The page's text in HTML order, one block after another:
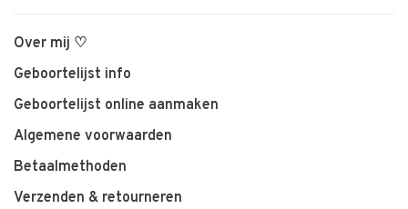
Over mij ♡
Geboortelijst info
Geboortelijst online aanmaken
Algemene voorwaarden
Betaalmethoden
Verzenden & retourneren